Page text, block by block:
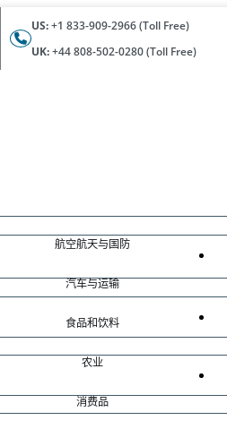
US:+1 833-909-2966 (Toll Free)
UK:+44 808-502-0280 (Toll Free)
航空航天与国防
汽车与运输
食品和饮料
农业
消费品